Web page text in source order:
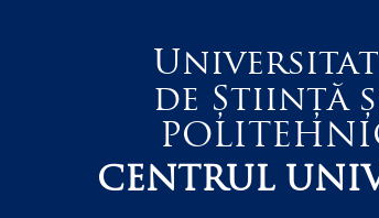
de Știință
CENTRUL